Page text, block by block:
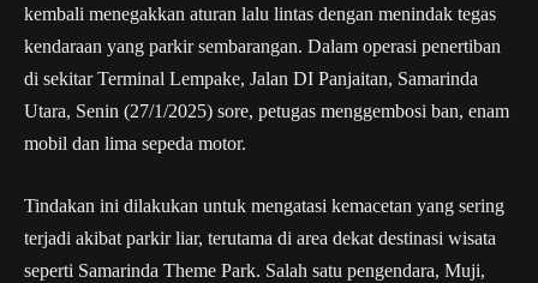
kembali menegakkan aturan lalu lintas dengan menindak tegas
kendaraan yang parkir sembarangan. Dalam operasi penertiban
di sekitar Terminal Lempake, Jalan DI Panjaitan, Samarinda
Utara, Senin (27/1/2025) sore, petugas menggembosi ban, enam
mobil dan lima sepeda motor.
Tindakan ini dilakukan untuk mengatasi kemacetan yang sering
terjadi akibat parkir liar, terutama di area dekat destinasi wisata
seperti Samarinda Theme Park. Salah satu pengendara, Muji,